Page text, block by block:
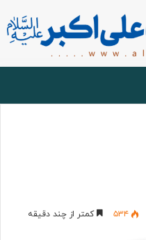
۵۳۴ کمتر از چند دقیقه